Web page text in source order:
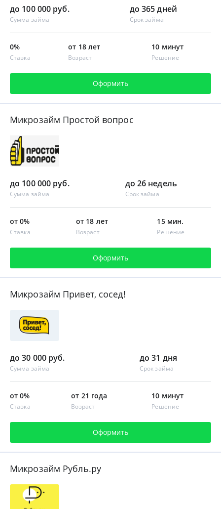
до 100 000 руб.
Сумма займа
до 365 дней
Срок займа
0%
Ставка
от 18 лет
Возраст
10 минут
Решение
Оформить
Микрозайм Простой вопрос
до 100 000 руб.
Сумма займа
до 26 недель
Срок займа
от 0%
Ставка
от 18 лет
Возраст
15 мин.
Решение
Оформить
Микрозайм Привет, сосед!
до 30 000 руб.
Сумма займа
до 31 дня
Срок займа
от 0%
Ставка
от 21 года
Возраст
10 минут
Решение
Оформить
Микрозайм Рубль.ру